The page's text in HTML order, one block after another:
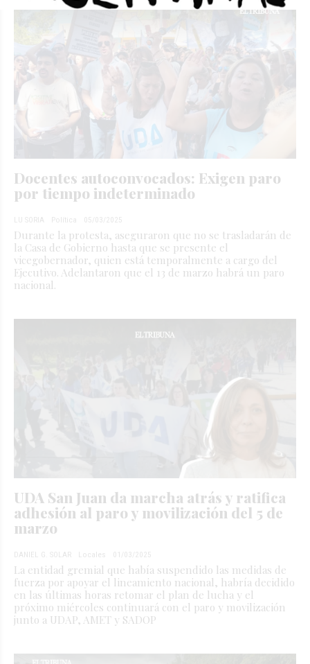
Docentes autoconvocados: Exigen paro
por tiempo indeterminado
LU SORIA Política 05/03/2025
Durante la protesta, aseguraron que no se trasladarán de
la Casa de Gobierno hasta que se presente el
vicegobernador, quien está temporalmente a cargo del
Ejecutivo. Adelantaron que el 13 de marzo habrá un paro
nacional.
UDA San Juan da marcha atrás y ratifica
adhesión al paro y movilización del 5 de
marzo
DANIEL G. SOLAR Locales 01/03/2025
La entidad gremial que había suspendido las medidas de
fuerza por apoyar el lineamiento nacional, habría decidido
en las últimas horas retomar el plan de lucha y el
próximo miércoles continuará con el paro y movilización
junto a UDAP, AMET y SADOP